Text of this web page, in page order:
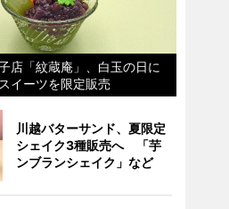
店「紋蔵庵」、白玉の日に
イーツを限定販売
川越バターサンド、夏限定
シェイク3種販売へ 「芋
ンブランシェイク」など